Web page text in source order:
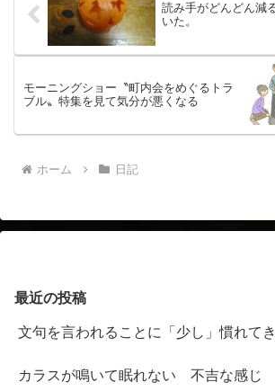
読み手がどんどん減
いた。
モーニングショー〝町内会をめぐるトラ
ブル〟特集を見て気分が悪くなる
ホーム 日記
最近の投稿
文句を言われることに「少し」慣れて
カラスが鳴いて眠れない 不吉な感じ